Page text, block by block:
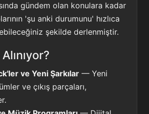
gündem olan konulara kadar
'şu anki durumunu' hızlıca
şekilde derlenmiştir.
ve Yeni Şarkılar — Yeni
ve çıkış parçaları,